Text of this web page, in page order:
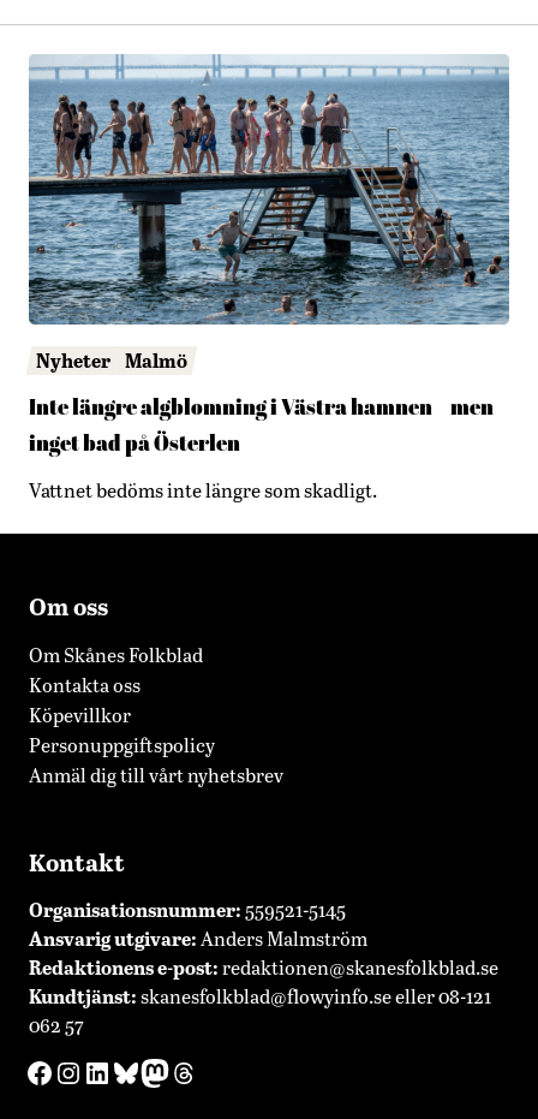
Nyheter Malmö
Inte längre algblomning i Västra hamnen – men
inget bad på Österlen
Vattnet bedöms inte längre som skadligt.
Om oss
Om Skånes Folkblad
Kontakta oss
Köpevillkor
Personuppgiftspolicy
Anmäl dig till vårt nyhetsbrev
Kontakt
Organisationsnummer: 559521-5145
Ansvarig utgivare: Anders Malmström
Redaktionense-post:redaktionen@skanesfolkblad.se
Kundtjänst:skanesfolkblad@flowyinfo.seeller 08-121
062 57
Facebook
Instagram
LinkedIn
Bluesky
Mastodon
Threads